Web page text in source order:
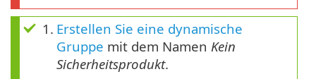
1. Erstellen Sie eine dynamische
Gruppe mit dem Namen Kein
Sicherheitsprodukt.